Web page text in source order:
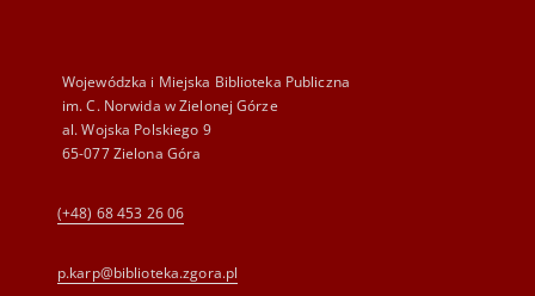
Wojewódzka i Miejska Biblioteka Publiczna
im. C. Norwida w Zielonej Górze
al. Wojska Polskiego 9
65-077 Zielona Góra
(+48) 68 453 26 06
p.karp@biblioteka.zgora.pl